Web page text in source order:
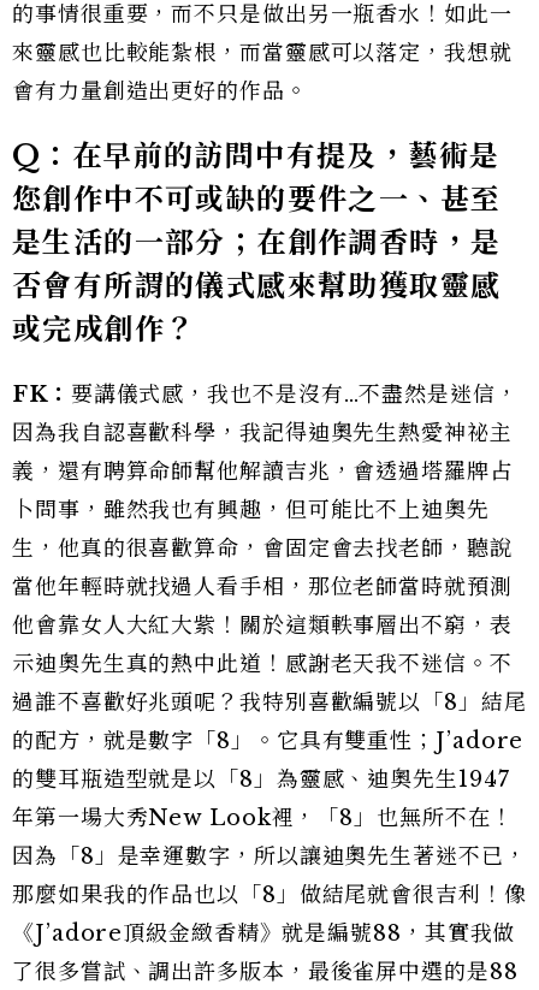
的事情很重要，而不只是做出另一瓶香水！如此一
來靈感也比較能紮根，而當靈感可以落定，我想就
會有力量創造出更好的作品。
Q：在早前的訪問中有提及，藝術是
您創作中不可或缺的要件之一、甚至
是生活的一部分；在創作調香時，是
否會有所謂的儀式感來幫助獲取靈感
或完成創作？
FK： 要講儀式感，我也不是沒有…不盡然是迷信，
因為我自認喜歡科學，我記得迪奧先生熱愛神祕主
義，還有聘算命師幫他解讀吉兆，會透過塔羅牌占
卜問事，雖然我也有興趣，但可能比不上迪奧先
生，他真的很喜歡算命，會固定會去找老師，聽說
當他年輕時就找過人看手相，那位老師當時就預測
他會靠女人大紅大紫！關於這類軼事層出不窮，表
示迪奧先生真的熱中此道！感謝老天我不迷信。不
過誰不喜歡好兆頭呢？我特別喜歡編號以「8」結尾
的配方，就是數字「8」。它具有雙重性；J’adore
的雙耳瓶造型就是以「8」為靈感、迪奧先生1947
年第一場大秀New Look裡，「8」也無所不在！
因為「8」是幸運數字，所以讓迪奧先生著迷不已，
那麼如果我的作品也以「8」做結尾就會很吉利！像
《J’adore頂級金緻香精》就是編號88，其實我做
了很多嘗試、調出許多版本，最後雀屏中選的是88